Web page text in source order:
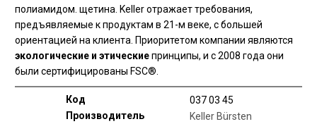
полиамидом. щетина. Keller отражает требования,
предъявляемые к продуктам в 21-м веке, с большей
ориентацией на клиента. Приоритетом компании являются
экологические и этическиепринципы, и с 2008 года они
были сертифицированы FSC®.
Код
037 03 45
Производитель
Keller Bürsten